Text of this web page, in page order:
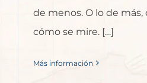
de menos. O lo de
cómo se mire. […]
Más información